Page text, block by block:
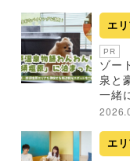
エ
PR
ゾー
泉と
一緒
エ